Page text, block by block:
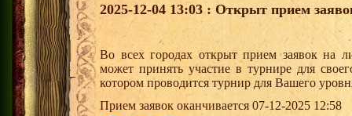
2025-12-04 13:03 : Открыт прием
Во всех городах открыт прием заявок на
может принять участие в турнире для
котором проводится турнир для Вашего
Прием заявок оканчивается 07-12-2025 12:58